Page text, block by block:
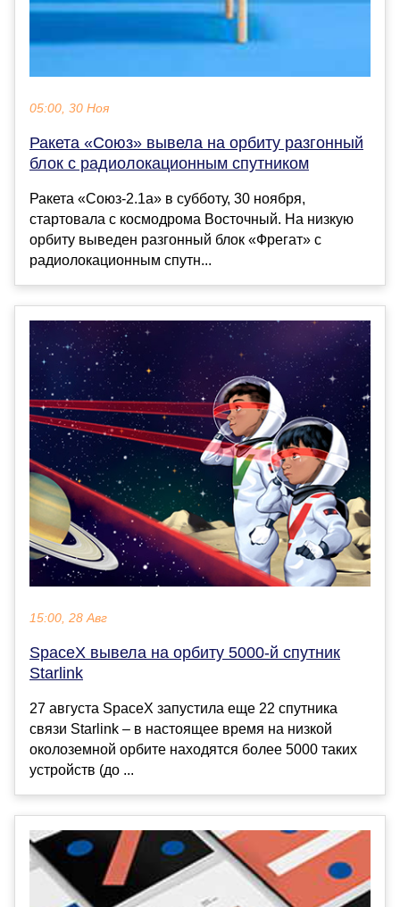
05:00, 30 Ноя
Ракета «Союз» вывела на орбиту разгонный
блок с радиолокационным спутником
Ракета «Союз-2.1а» в субботу, 30 ноября,
стартовала с космодрома Восточный. На низкую
орбиту выведен разгонный блок «Фрегат» с
радиолокационным спутн...
15:00, 28 Авг
SpaceX вывела на орбиту 5000-й спутник
Starlink
27 августа SpaceX запустила еще 22 спутника
связи Starlink – в настоящее время на низкой
околоземной орбите находятся более 5000 таких
устройств (до ...